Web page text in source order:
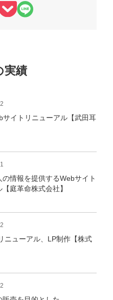
実績
サイトリニューアル【武田耳
情報を提供するWebサイト
庭革命株式会社】
ニューアル、LP制作【株式